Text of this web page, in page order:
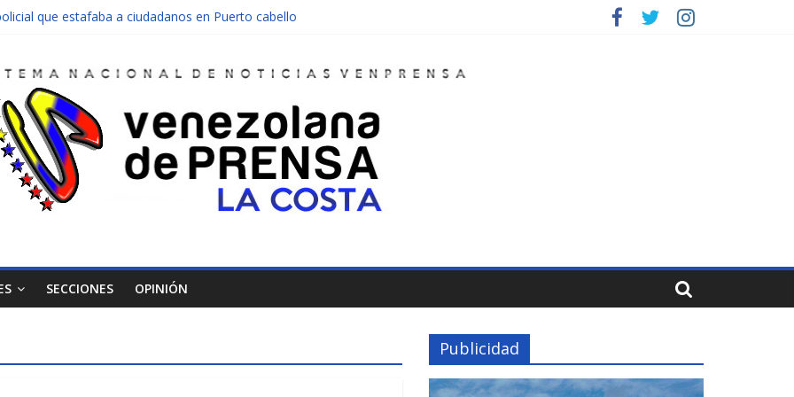
que estafaba a ciudadanos en Puerto cabello
abandonado de Chichiriviche
entre Colombia y Margarita el 27 de junio
SECCIONES OPINIÓN
Publicidad